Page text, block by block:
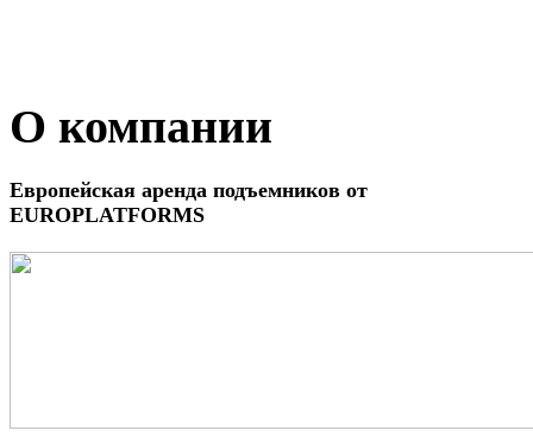
О компании
Европейская аренда подъемников от
EUROPLATFORMS